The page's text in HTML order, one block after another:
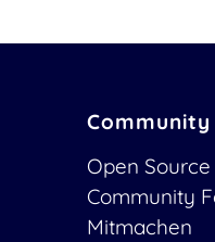
Community
Open Source
Community
Mitmachen